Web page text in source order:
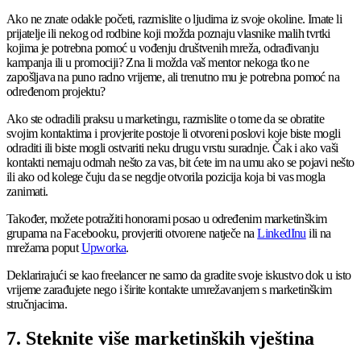
Ako ne znate odakle početi, razmislite o ljudima iz svoje okoline. Imate li
prijatelje ili nekog od rodbine koji možda poznaju vlasnike malih tvrtki
kojima je potrebna pomoć u vođenju društvenih mreža, odrađivanju
kampanja ili u promociji? Zna li možda vaš mentor nekoga tko ne
zapošljava na puno radno vrijeme, ali trenutno mu je potrebna pomoć na
određenom projektu?
Ako ste odradili praksu u marketingu, razmislite o tome da se obratite
svojim kontaktima i provjerite postoje li otvoreni poslovi koje biste mogli
odraditi ili biste mogli ostvariti neku drugu vrstu suradnje. Čak i ako vaši
kontakti nemaju odmah nešto za vas, bit ćete im na umu ako se pojavi nešto
ili ako od kolege čuju da se negdje otvorila pozicija koja bi vas mogla
zanimati.
Također, možete potražiti honorarni posao u određenim marketinškim
grupama na Facebooku, provjeriti otvorene natječe naLinkedInu ili na
mrežama poputUpworka.
Deklarirajući se kao freelancer ne samo da gradite svoje iskustvo dok u isto
vrijeme zarađujete nego i širite kontakte umrežavanjem s marketinškim
stručnjacima.
7. Steknite više marketinških vještina